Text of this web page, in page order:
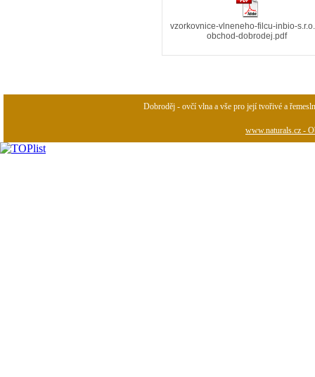
vzorkovnice-vlneneho-filcu-inbio-
obchod-dobrodej.pdf
Dobroděj - ovčí vlna a vše pro její tvořivé a
www.naturals.cz -